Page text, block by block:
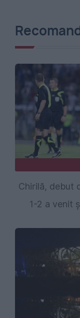
Chirilă, debut
1-2 a venit